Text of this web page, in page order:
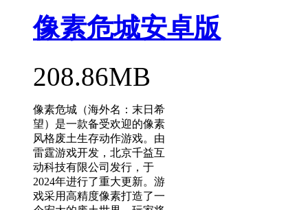
像素危城安卓版
208.86MB
像素危城（海外名：末日希
望）是一款备受欢迎的像素
风格废土生存动作游戏。由
雷霆游戏开发，北京千益互
动科技有限公司发行，于
2024年进行了重大更新。游
戏采用高精度像素打造了一